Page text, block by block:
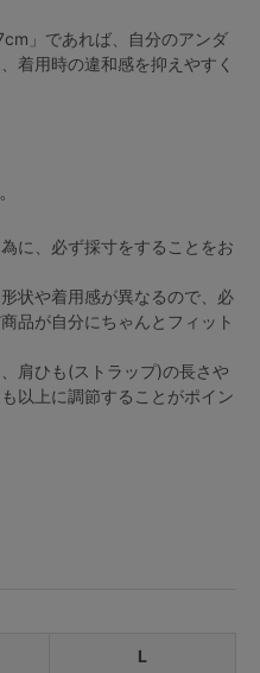
」であれば、自分のアンダ
着用時の違和感を抑えやすく
に、必ず採寸をすることをお
状や着用感が異なるので、必
品が自分にちゃんとフィット
肩ひも(ストラップ)の長さや
以上に調節することがポイン
L